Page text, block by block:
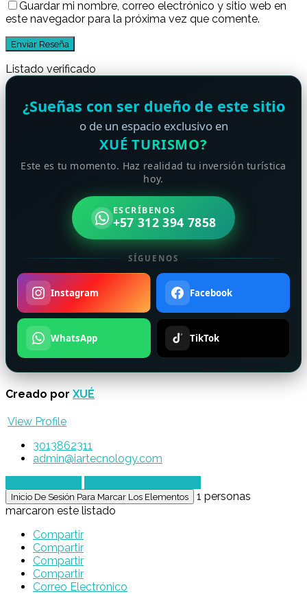
Guardar mi nombre, correo electrónico y sitio web en
este navegador para la próxima vez que comente.
Listado verificado
¿Sueñas con ser dueño de este sitio
o de un espacio exclusivo en
XUÉ TURISMO?
Este es tu momento. Haz realidad tu inversión turística
hoy.
ESCRÍBENOS
+57 312 394 7858
SÍGUENOS
Instagram Facebook
WhatsApp TikTok
Creado por XUÉ
View Profile
3013862311
admin@iartecnology.com
Inicio De Sesión Para Marcar Los Elementos
1 personas
marcaron este listado
Compartir
Compartir
Compartir
Compartir
Correo Electrónico